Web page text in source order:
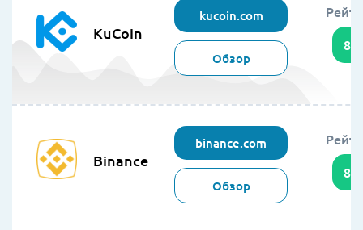
KuCoin
kucoin.com
Обзор
89
Binance
binance.com
Обзор
86